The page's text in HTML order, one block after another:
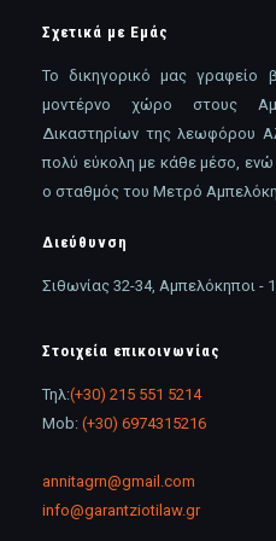
Σχετικά με Εμάς
Το δικηγορικό μας γραφείο
μοντέρνο χώρο στους
Δικαστηρίων της λεωφόρου
πολύ εύκολη με κάθε μέσο, ενώ
ο σταθμός του Μετρό
Διεύθυνση
Σιθωνίας 32-34, Αμπελόκηποι -
Στοιχεία επικοινωνίας
Τηλ:(+30) 215 551 5214
Mob: (+30) 6974315216
annitagrn@gmail.com
info@garantziotilaw.gr